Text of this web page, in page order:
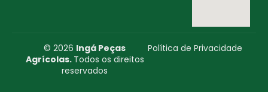
© 2026 Ingá Peças
Agrícolas. Todos os direitos
reservados
Política de Privacidade